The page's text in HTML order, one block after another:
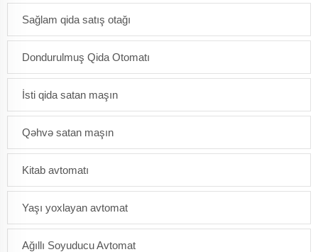
Sağlam qida satış otağı
Dondurulmuş Qida Otomatı
İsti qida satan maşın
Qəhvə satan maşın
Kitab avtomatı
Yaşı yoxlayan avtomat
Ağıllı Soyuducu Avtomat